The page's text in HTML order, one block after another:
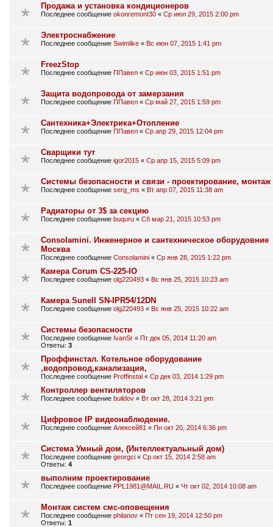
Продажа и установка кондиционеров
Последнее сообщение okonremont30 « Ср июл 29, 2015 2:00 pm
Электроснабжение
Последнее сообщение Swimlike « Вс июн 07, 2015 1:41 pm
FreezStop
Последнее сообщение ППавел « Ср июн 03, 2015 1:51 pm
Защита водопровода от замерзания
Последнее сообщение ППавел « Ср май 27, 2015 1:59 pm
Сантехника+Электрика+Отопление
Последнее сообщение ППавел « Ср апр 29, 2015 12:04 pm
Сварщики тут
Последнее сообщение igor2015 « Ср апр 15, 2015 5:09 pm
Системы безопасности и связи - проектирование, монтаж
Последнее сообщение serg_ms « Вт апр 07, 2015 11:38 am
Радиаторы от 3$ за секцию
Последнее сообщение buquru « Сб мар 21, 2015 10:53 pm
Consolamini. Инженерное и сантехническое оборудовние
Москва
Последнее сообщение Consolamini « Ср янв 28, 2015 1:22 pm
Камера Corum CS-225-IO
Последнее сообщение olg220493 « Вс янв 25, 2015 10:23 am
Камера Sunell SN-IPR54/12DN
Последнее сообщение olg220493 « Вс янв 25, 2015 10:22 am
Системы безопасности
Последнее сообщение IvanSr « Пт дек 05, 2014 11:20 am
Ответы: 3
Проффинстал. Котельное оборудование
,водопровод,канализация,
Последнее сообщение Proffinstal « Ср дек 03, 2014 1:29 pm
Контроллер вентиляторов
Последнее сообщение buildov « Вт окт 28, 2014 3:21 pm
Цифровое IP видеонаблюдение.
Последнее сообщение Алексей81 « Пн окт 20, 2014 6:36 pm
Система Умный дом, (Интеллектуальный дом)
Последнее сообщение georgci « Ср окт 15, 2014 2:58 am
Ответы: 4
выполним проектирование
Последнее сообщение PPL1981@MAIL.RU « Чт окт 02, 2014 10:08 am
Монтаж систем смс-оповещения
Последнее сообщение philanov « Пт сен 19, 2014 12:50 pm
Ответы: 1